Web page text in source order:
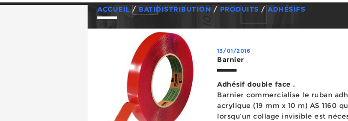
ACCUEIL / BATIDISTRIBUTION / PRODUITS / ADHÉSIFS
13/01/2016
Barnier
Adhésif double face .
Barnier commercialise le ruban
acrylique (19 mm x 10 m) AS 1160
lorsqu’un collage invisible est